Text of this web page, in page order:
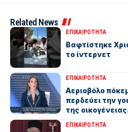
Related News
ΕΠΙΚΑΙΡΟΤΗΤΑ
Βαφτίστηκε
το ίντερνετ
ΕΠΙΚΑΙΡΟΤΗΤΑ
Αεριοβόλο
περδεύει την
της
ΕΠΙΚΑΙΡΟΤΗΤΑ